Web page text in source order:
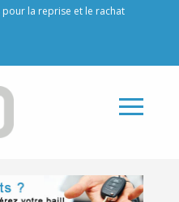
pour la reprise et le rachat